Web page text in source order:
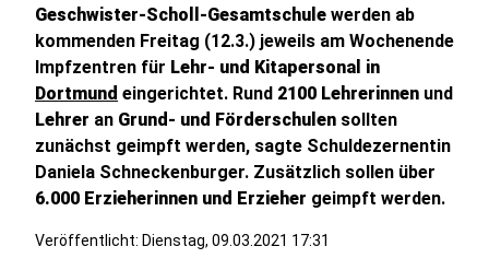
Geschwister-Scholl-Gesamtschule werden ab
kommenden Freitag (12.3.) jeweils am Wochenende
Impfzentren für Lehr- und Kitapersonal in
Dortmund eingerichtet. Rund 2100 Lehrerinnen und
Lehrer an Grund- und Förderschulen sollten
zunächst geimpft werden, sagte Schuldezernentin
Daniela Schneckenburger. Zusätzlich sollen über
6.000 Erzieherinnen und Erzieher geimpft werden.
Veröffentlicht: Dienstag, 09.03.2021 17:31